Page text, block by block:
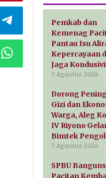
Pemkab dan
Kemenag
Pantau Isu
Kepercayaan
Jaga
7 Agustus 2026
Dorong
Gizi dan
Warga, Aleg
IV Riyono
Bimtek
7 Agustus 2026
SPBU
Pacitan